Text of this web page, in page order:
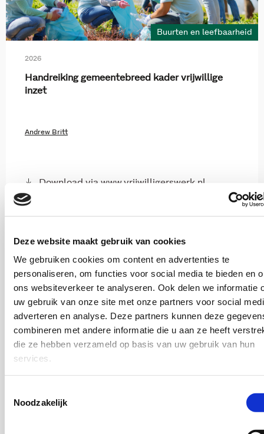
Deze website maakt gebruik van cookies
We gebruiken cookies om content en advertenties te
personaliseren, om functies voor social media te bieden en
ons websiteverkeer te analyseren. Ook delen we informatie
uw gebruik van onze site met onze partners voor social
adverteren en analyse. Deze partners kunnen deze
combineren met andere informatie die u aan ze heeft
die ze hebben verzameld op basis van uw gebruik van hun
services.
Noodzakelijk
Buurten en leefbaarheid
2026
Handreiking gemeentebreed kader vrijwillige
inzet
Andrew Britt
Download via www.vrijwilligerswerk.nl
Sociaal domein
2025